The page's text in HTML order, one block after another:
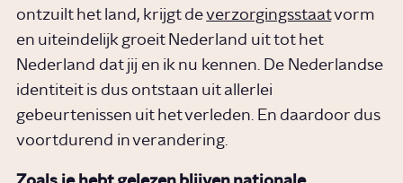
ontzuilt het land, krijgt deverzorgingsstaatvorm
en uiteindelijk groeit Nederland uit tot het
Nederland dat jij en ik nu kennen. De Nederlandse
identiteit is dus ontstaan uit allerlei
gebeurtenissen uit het verleden. En daardoor dus
voortdurend in verandering.